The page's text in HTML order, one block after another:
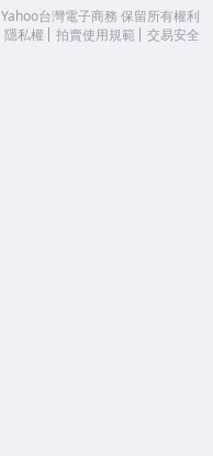
Yahoo台灣電子商務 保留所有權利
隱私權 拍賣使用規範 交易安全